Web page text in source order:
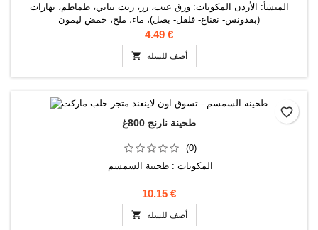
المنشأ: الأردن المكونات: ورق عنب، رز، زيت نباتي، طماطم، بهارات
(بقدونس- نعناع- فلفل- بصل)، ماء، ملح، حمض ليمون
4.49 €
 أضف للسلة
طحينة نارنج 800غ
(0)
المكونات : طحينة السمسم
10.15 €
 أضف للسلة
favorite_border